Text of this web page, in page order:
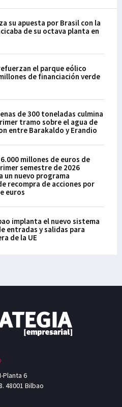
su apuesta por Brasil con la
de su octava planta en
el parque eólico
de financiación verde
de 300 toneladas culmina
tramo sobre el agua de
entre Barakaldo y Erandio
6.000 millones de euros de
semestre de 2026
un nuevo programa
recompra de acciones por
euros
implanta el nuevo sistema
entradas y salidas para
de la UE
Planta 6
48001 Bilbao